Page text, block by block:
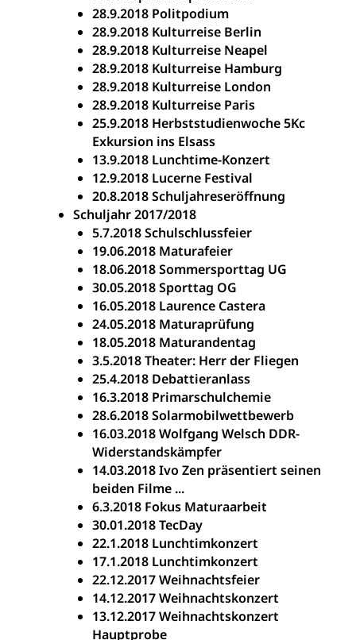
28.9.2018 Politpodium
28.9.2018 Kulturreise Berlin
28.9.2018 Kulturreise Neapel
28.9.2018 Kulturreise Hamburg
28.9.2018 Kulturreise London
28.9.2018 Kulturreise Paris
25.9.2018 Herbststudienwoche 5Kc
Exkursion ins Elsass
13.9.2018 Lunchtime-Konzert
12.9.2018 Lucerne Festival
20.8.2018 Schuljahreseröffnung
Schuljahr 2017/2018
5.7.2018 Schulschlussfeier
19.06.2018 Maturafeier
18.06.2018 Sommersporttag UG
30.05.2018 Sporttag OG
16.05.2018 Laurence Castera
24.05.2018 Maturaprüfung
18.05.2018 Maturandentag
3.5.2018 Theater: Herr der Fliegen
25.4.2018 Debattieranlass
16.3.2018 Primarschulchemie
28.6.2018 Solarmobilwettbewerb
16.03.2018 Wolfgang Welsch DDR-
Widerstandskämpfer
14.03.2018 Ivo Zen präsentiert seinen
beiden Filme ...
6.3.2018 Fokus Maturaarbeit
30.01.2018 TecDay
22.1.2018 Lunchtimkonzert
17.1.2018 Lunchtimkonzert
22.12.2017 Weihnachtsfeier
14.12.2017 Weihnachtskonzert
13.12.2017 Weihnachtskonzert
Hauptprobe